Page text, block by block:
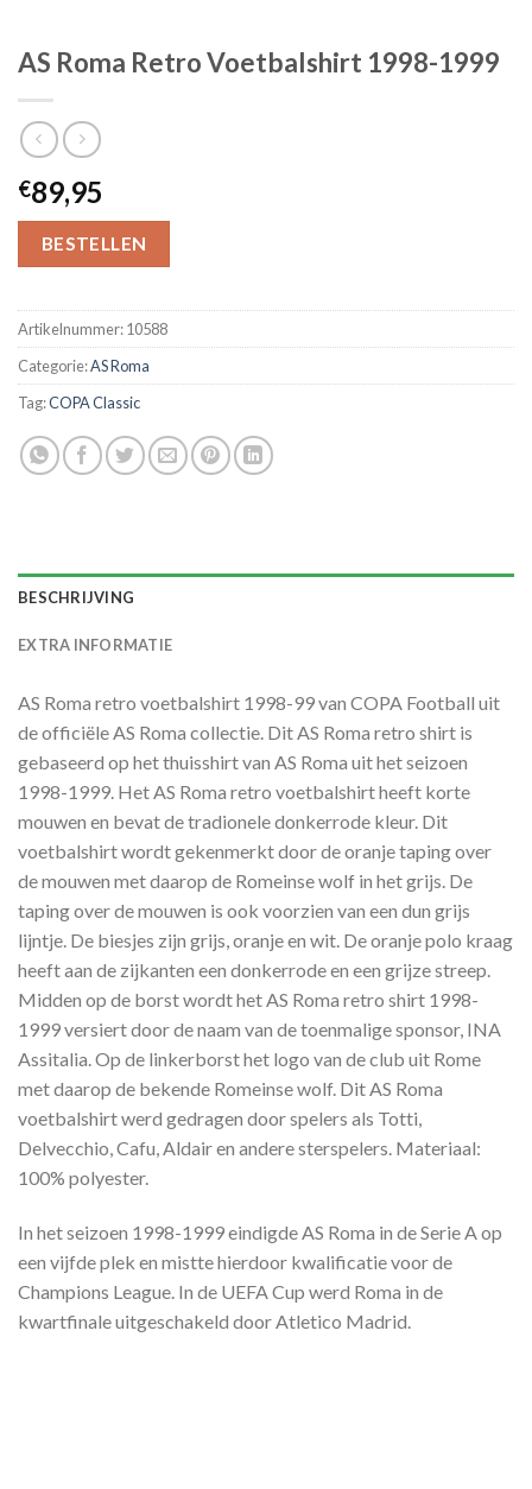
AS Roma Retro Voetbalshirt 1998-1999
€89,95
BESTELLEN
Artikelnummer:10588
Categorie:AS Roma
Tag:COPA Classic
BESCHRIJVING
EXTRA INFORMATIE
AS Roma retro voetbalshirt 1998-99 van COPA Football uit
de officiële AS Roma collectie. Dit AS Roma retro shirt is
gebaseerd op het thuisshirt van AS Roma uit het seizoen
1998-1999. Het AS Roma retro voetbalshirt heeft korte
mouwen en bevat de tradionele donkerrode kleur. Dit
voetbalshirt wordt gekenmerkt door de oranje taping over
de mouwen met daarop de Romeinse wolf in het grijs. De
taping over de mouwen is ook voorzien van een dun grijs
lijntje. De biesjes zijn grijs, oranje en wit. De oranje polo kraag
heeft aan de zijkanten een donkerrode en een grijze streep.
Midden op de borst wordt het AS Roma retro shirt 1998-
1999 versiert door de naam van de toenmalige sponsor, INA
Assitalia. Op de linkerborst het logo van de club uit Rome
met daarop de bekende Romeinse wolf. Dit AS Roma
voetbalshirt werd gedragen door spelers als Totti,
Delvecchio, Cafu, Aldair en andere sterspelers. Materiaal:
100% polyester.
In het seizoen 1998-1999 eindigde AS Roma in de Serie A op
een vijfde plek en mistte hierdoor kwalificatie voor de
Champions League. In de UEFA Cup werd Roma in de
kwartfinale uitgeschakeld door Atletico Madrid.